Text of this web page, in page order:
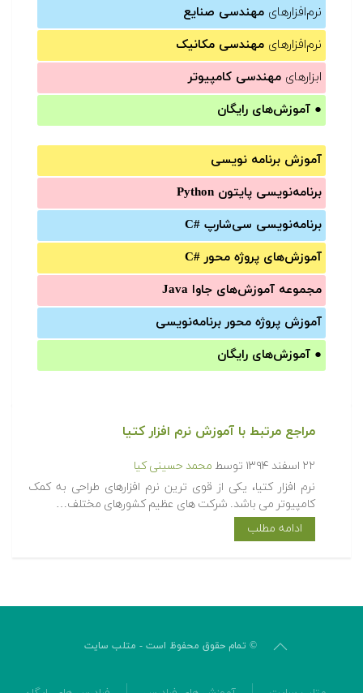
نرم‌افزارهای مهندسی صنایع
نرم‌افزارهای مهندسی مکانیک
ابزارهای مهندسی کامپیوتر
● آموزش‌های رایگان
آموزش برنامه نویسی
برنامه‌نویسی پایتون Python
برنامه‌‌نویسی سی‌شارپ C#‎
آموزش‌های پروژه محور #C
مجموعه آموزش‌های جاوا Java
آموزش‌ پروژه محور برنامه‌نویسی
● آموزش‌های رایگان
مراجع مرتبط با آموزش نرم افزار کتیا‎
۲۲ اسفند ۱۳۹۴ توسط محمد حسینی کیا
نرم افزار کتیا، یکی از قوی ترین نرم افزارهای طراحی به کمک
کامپیوتر می باشد. شرکت های عظیم کشورهای مختلف…
ادامه مطلب
© تمام حقوق محفوظ است - متلب سایت